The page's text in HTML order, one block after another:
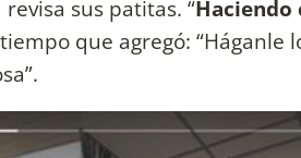
sus patitas. “Haciendo
que agregó: “Háganle